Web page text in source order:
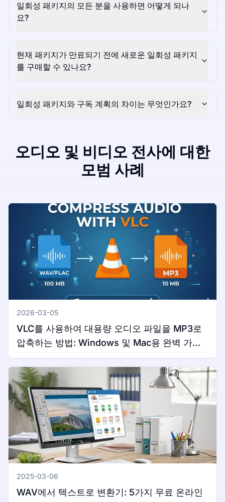
일회성 패키지의 모든 분을 사용하면 어떻게 되나
요?
현재 패키지가 만료되기 전에 새로운 일회성 패키지
를 구매할 수 있나요?
일회성 패키지와 구독 계획의 차이는 무엇인가요?
오디오 및 비디오 전사에 대한
모범 사례
2026-03-05
VLC를 사용하여 대용량 오디오 파일을 MP3로
압축하는 방법: Windows 및 Mac용 완벽 가이
드
2025-03-06
WAV에서 텍스트로 변환기: 5가지 무료 온라인